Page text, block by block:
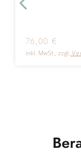
76,00 €
inkl. MwSt., zzgl.